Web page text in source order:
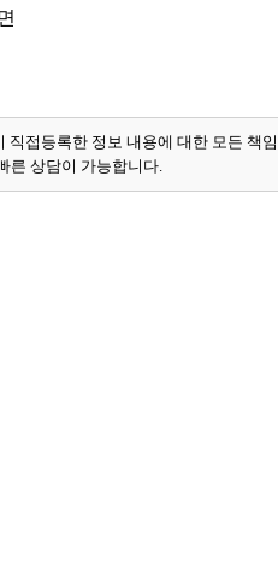
직접등록한 정보 내용에 대한 모든 책
른 상담이 가능합니다.